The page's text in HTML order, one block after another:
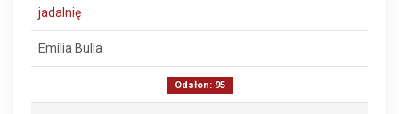
jadalnię
Emilia Bulla
Odsłon: 95